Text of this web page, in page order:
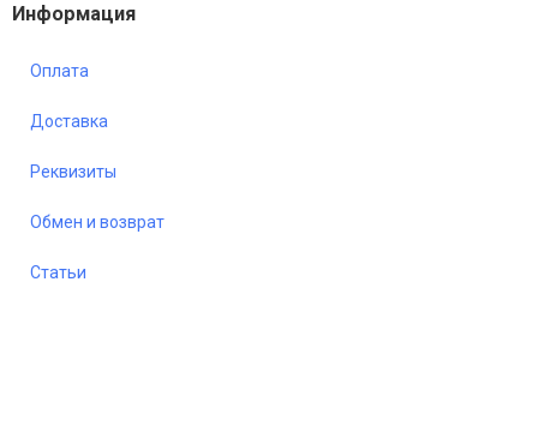
Информация
Оплата
Доставка
Реквизиты
Обмен и возврат
Статьи